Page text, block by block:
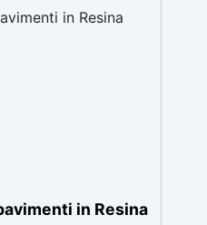
catalisi atossica e
la pelle, Bpa Free e
in Resina